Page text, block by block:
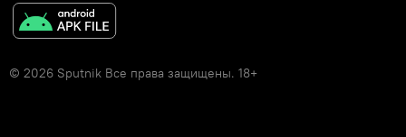
© 2026 Sputnik Все права защищены. 18+